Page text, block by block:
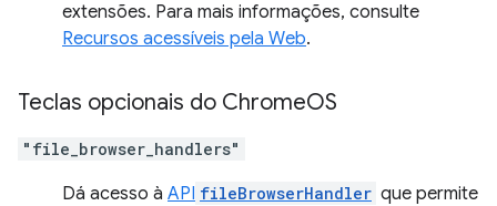
extensões. Para mais informações, consulte
Recursos acessíveis pela Web.
Teclas opcionais do ChromeOS
"file_browser_handlers"
Dá acesso à API fileBrowserHandler que permite